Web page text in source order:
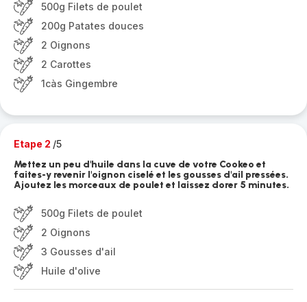
500g Filets de poulet
200g Patates douces
2 Oignons
2 Carottes
1càs Gingembre
Etape 2 /5
Mettez un peu d'huile dans la cuve de votre Cookeo et
faites-y revenir l'oignon ciselé et les gousses d'ail pressées.
Ajoutez les morceaux de poulet et laissez dorer 5 minutes.
500g Filets de poulet
2 Oignons
3 Gousses d'ail
Huile d'olive